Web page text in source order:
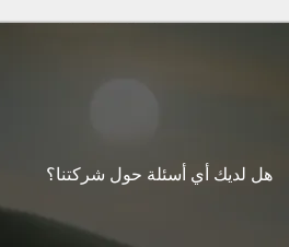
هل لديك أي أسئلة حول شركتنا؟